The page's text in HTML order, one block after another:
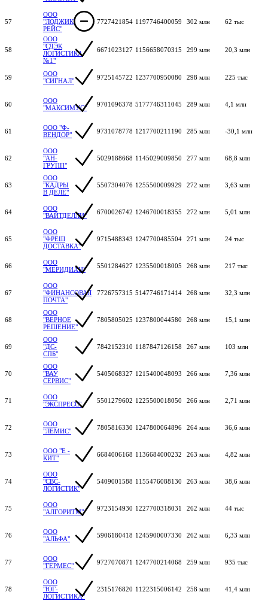
57
ООО
"ЛОДЖИК
РЕЙС"
7727421854 1197746400059 302 млн 62 тыс
58
ООО
"СДЭК
ЛОГИСТИКА
№1"
6671023127 1156658070315 299 млн 20,3 млн
59
ООО
"СИГНАЛ"
9725145722 1237700950080 298 млн 225 тыс
60
ООО
"МАКСИМУС"
9701096378 5177746311045 289 млн 4,1 млн
61
ООО "Ф-
ВЕНДОР"
9731078778 1217700211190 285 млн -30,1 млн
62
ООО
"АН-
ГРУПП"
5029188668 1145029009850 277 млн 68,8 млн
63
ООО
"КАДРЫ
В ДЕЛЕ"
5507304076 1255500009929 272 млн 3,63 млн
64
ООО
"ВАЙТДЕЛЛИ"
6700026742 1246700018355 272 млн 5,01 млн
65
ООО
"ФРЕШ
ДОСТАВКА"
9715488343 1247700485504 271 млн 24 тыс
66
ООО
"МЕРИДИАН"
5501284627 1235500018005 268 млн 217 тыс
67
ООО
"ФИНАНСОВАЯ
ПОЧТА"
7726757315 5147746171414 268 млн 32,3 млн
68
ООО
"ВЕРНОЕ
РЕШЕНИЕ"
7805805025 1237800044580 268 млн 15,1 млн
69
ООО
"ДС-
СПБ"
7842152310 1187847126158 267 млн 103 млн
70
ООО
"ВАУ
СЕРВИС"
5405068327 1215400048093 266 млн 7,36 млн
71
ООО
"ЭКСПРЕСС"
5501279602 1225500018050 266 млн 2,71 млн
72
ООО
"ЛЕМИС"
7805816330 1247800064896 264 млн 36,6 млн
73
ООО "Е -
КИТ"
6684006168 1136684000232 263 млн 4,82 млн
74
ООО
"СВС-
ЛОГИСТИК"
5409001588 1155476088130 263 млн 38,6 млн
75
ООО
"АЛГОРИТМ"
9723154930 1227700318031 262 млн 44 тыс
76
ООО
"АЛЬФА"
5906180418 1245900007330 262 млн 6,33 млн
77
ООО
"ГЕРМЕС"
9727070871 1247700214068 259 млн 935 тыс
78
ООО
"ЮГ-
ЛОГИСТИКА"
2315176820 1122315006142 258 млн 41,4 млн